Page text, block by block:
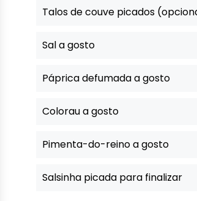
Talos de couve picados
Sal a gosto
Páprica defumada a gosto
Colorau a gosto
Pimenta-do-reino a gosto
Salsinha picada para finalizar